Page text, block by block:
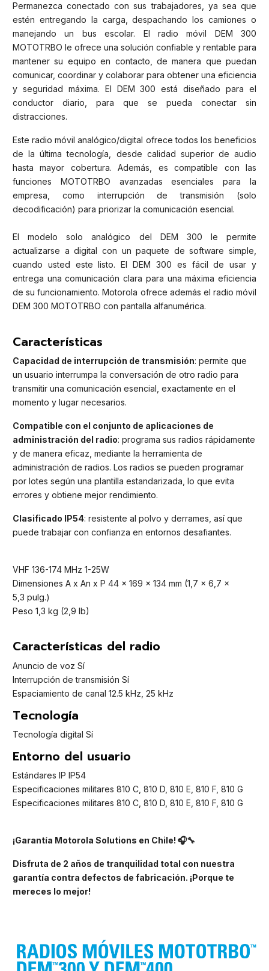
Permanezca conectado con sus trabajadores, ya sea que
estén entregando la carga, despachando los camiones o
manejando un bus escolar. El radio móvil DEM 300
MOTOTRBO le ofrece una solución confiable y rentable para
mantener su equipo en contacto, de manera que puedan
comunicar, coordinar y colaborar para obtener una eficiencia
y seguridad máxima. El DEM 300 está diseñado para el
conductor diario, para que se pueda conectar sin
distracciones.
Este radio móvil analógico/digital ofrece todos los beneficios
de la última tecnología, desde calidad superior de audio
hasta mayor cobertura. Además, es compatible con las
funciones MOTOTRBO avanzadas esenciales para la
empresa, como interrupción de transmisión (solo
decodificación) para priorizar la comunicación esencial.
El modelo solo analógico del DEM 300 le permite
actualizarse a digital con un paquete de software simple,
cuando usted este listo. El DEM 300 es fácil de usar y
entrega una comunicación clara para una máxima eficiencia
de su funcionamiento. Motorola ofrece además el radio móvil
DEM 300 MOTOTRBO con pantalla alfanumérica.
Características
Capacidad de interrupción de transmisión: permite que
un usuario interrumpa la conversación de otro radio para
transmitir una comunicación esencial, exactamente en el
momento y lugar necesarios.
Compatible con el conjunto de aplicaciones de
administración del radio: programa sus radios rápidamente
y de manera eficaz, mediante la herramienta de
administración de radios. Los radios se pueden programar
por lotes según una plantilla estandarizada, lo que evita
errores y obtiene mejor rendimiento.
Clasificado IP54: resistente al polvo y derrames, así que
puede trabajar con confianza en entornos desafiantes.
VHF 136-174 MHz 1-25W
Dimensiones A x An x P 44 x 169 x 134 mm (1,7 x 6,7 x
5,3 pulg.)
Peso 1,3 kg (2,9 lb)
Características del radio
Anuncio de voz Sí
Interrupción de transmisión Sí
Espaciamiento de canal 12.5 kHz, 25 kHz
Tecnología
Tecnología digital Sí
Entorno del usuario
Estándares IP IP54
Especificaciones militares 810 C, 810 D, 810 E, 810 F, 810 G
Especificaciones militares 810 C, 810 D, 810 E, 810 F, 810 G
¡Garantía Motorola Solutions en Chile! 🎧🔧
Disfruta de 2 años de tranquilidad total con nuestra
garantía contra defectos de fabricación. ¡Porque te
mereces lo mejor!